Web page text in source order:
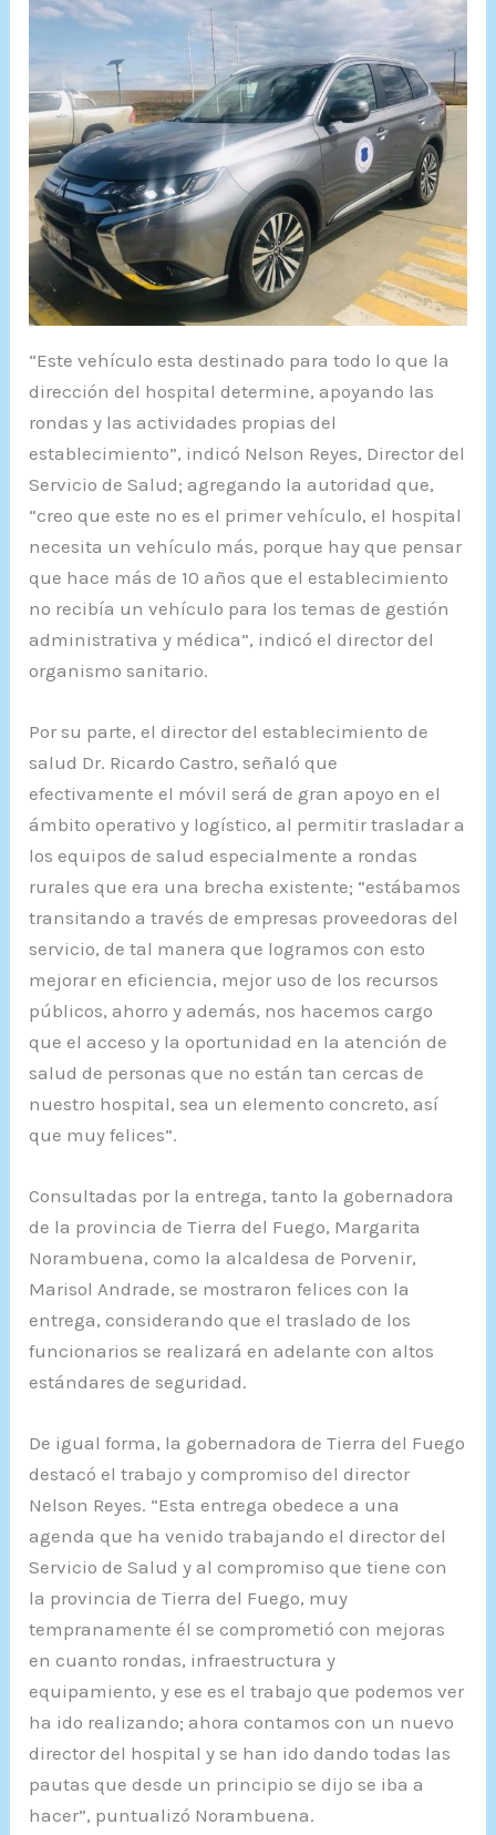
“Este vehículo esta destinado para todo lo que la
dirección del hospital determine, apoyando las
rondas y las actividades propias del
establecimiento”, indicó Nelson Reyes, Director del
Servicio de Salud; agregando la autoridad que,
“creo que este no es el primer vehículo, el hospital
necesita un vehículo más, porque hay que pensar
que hace más de 10 años que el establecimiento
no recibía un vehículo para los temas de gestión
administrativa y médica”, indicó el director del
organismo sanitario.
Por su parte, el director del establecimiento de
salud Dr. Ricardo Castro, señaló que
efectivamente el móvil será de gran apoyo en el
ámbito operativo y logístico, al permitir trasladar a
los equipos de salud especialmente a rondas
rurales que era una brecha existente; “estábamos
transitando a través de empresas proveedoras del
servicio, de tal manera que logramos con esto
mejorar en eficiencia, mejor uso de los recursos
públicos, ahorro y además, nos hacemos cargo
que el acceso y la oportunidad en la atención de
salud de personas que no están tan cercas de
nuestro hospital, sea un elemento concreto, así
que muy felices”.
Consultadas por la entrega, tanto la gobernadora
de la provincia de Tierra del Fuego, Margarita
Norambuena, como la alcaldesa de Porvenir,
Marisol Andrade, se mostraron felices con la
entrega, considerando que el traslado de los
funcionarios se realizará en adelante con altos
estándares de seguridad.
De igual forma, la gobernadora de Tierra del Fuego
destacó el trabajo y compromiso del director
Nelson Reyes. “Esta entrega obedece a una
agenda que ha venido trabajando el director del
Servicio de Salud y al compromiso que tiene con
la provincia de Tierra del Fuego, muy
tempranamente él se comprometió con mejoras
en cuanto rondas, infraestructura y
equipamiento, y ese es el trabajo que podemos ver
ha ido realizando; ahora contamos con un nuevo
director del hospital y se han ido dando todas las
pautas que desde un principio se dijo se iba a
hacer”, puntualizó Norambuena.